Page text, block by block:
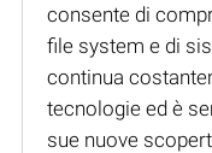
consente di
file system e di
continua
tecnologie ed è
sue nuove